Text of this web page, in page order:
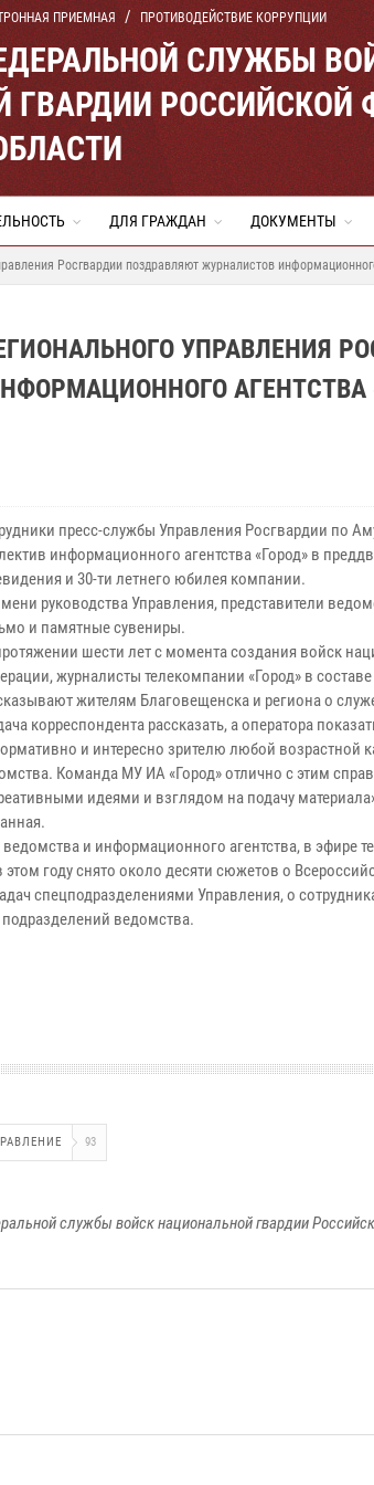
ПРИЕМНАЯ ПРОТИВОДЕЙСТВИЕ КОРРУПЦИИ
СЛУЖБЫ
ГВАРДИИ РОССИЙСКОЙ
ДЛЯ ГРАЖДАН ДОКУМЕНТЫ
Росгвардии поздравляют журналистов
УПРАВЛЕНИЯ
АГЕНТСТВА
пресс-службы Управления Росгвардии по
информационного агентства «Город» в
и 30-ти летнего юбилея компании.
руководства Управления, представители
и памятные сувениры.
шести лет с момента создания войск
журналисты телекомпании «Город» в
жителям Благовещенска и региона о
корреспондента рассказать, а оператора
и интересно зрителю любой возрастной
Команда МУ ИА «Город» отлично с этим
идеями и взглядом на подачу
и информационного агентства, в эфире
году снято около десяти сюжетов о
спецподразделениями Управления, о
ведомства.
93
службы войск национальной гвардии